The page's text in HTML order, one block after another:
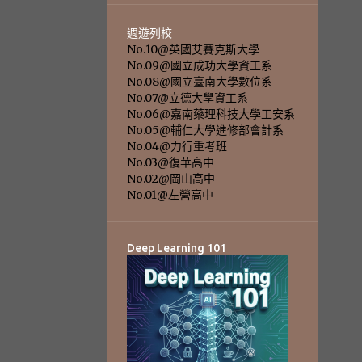
週遊列校
No.10@英國艾賽克斯大學
No.09@國立成功大學資工系
No.08@國立臺南大學數位系
No.07@立德大學資工系
No.06@嘉南藥理科技大學工安系
No.05@輔仁大學進修部會計系
No.04@力行重考班
No.03@復華高中
No.02@岡山高中
No.01@左營高中
Deep Learning 101